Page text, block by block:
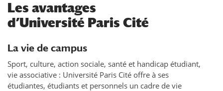
Les avantages
d’Université Paris Cité
La vie de campus
Sport, culture, action sociale, santé et handicap étudiant,
vie associative : Université Paris Cité offre à ses
étudiantes, étudiants et personnels un cadre de vie